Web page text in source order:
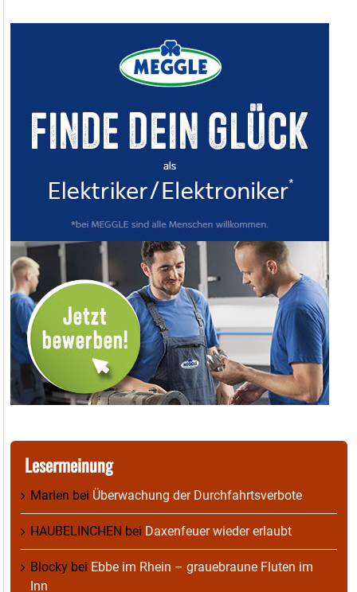
Lesermeinung
Marlen bei Überwachung der Durchfahrtsverbote
HAUBELINCHEN bei Daxenfeuer wieder erlaubt
Blocky bei Ebbe im Rhein – grauebraune Fluten im
Inn